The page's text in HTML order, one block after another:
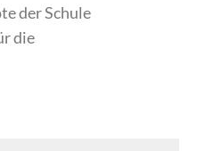
der Schule
die